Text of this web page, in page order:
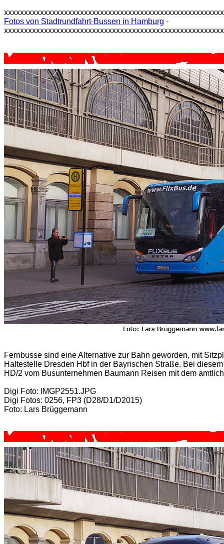
Fotos von Stadtrundfahrt-Bussen in Hamburg -
Fernbusse sind eine Alternative zur Bahn geworden, mit
Haltestelle Dresden Hbf in der Bayrischen Straße. Bei
HD/2 vom Busunternehmen Baumann Reisen mit dem
Digi Foto: IMGP2551.JPG
Digi Fotos: 0256, FP3 (D28/D1/D2015)
Foto: Lars Brüggemann